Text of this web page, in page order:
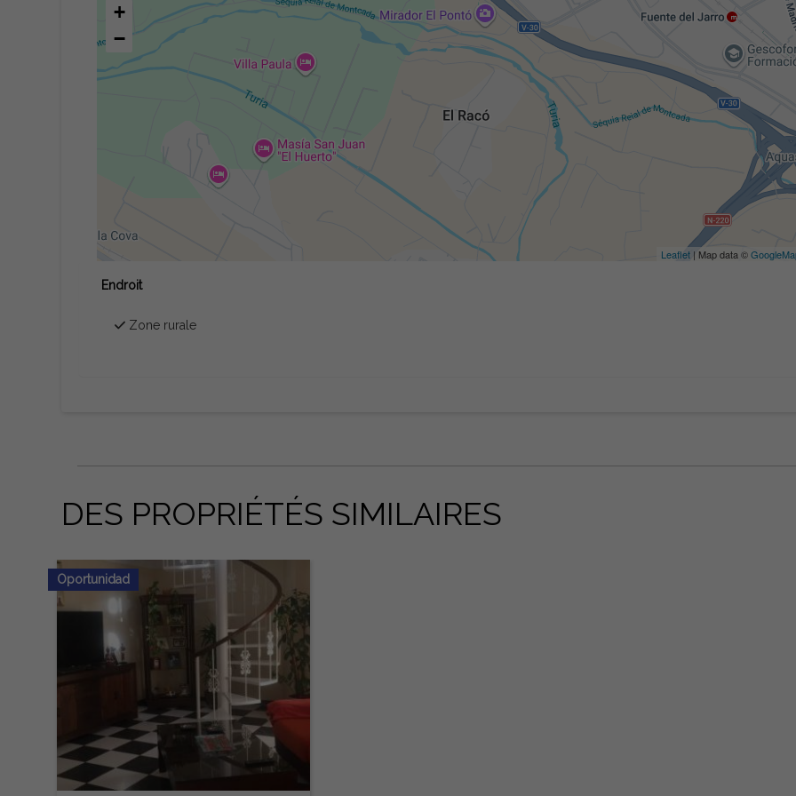
+
−
Leaflet | Map data ©
Endroit
Zone rurale
DES PROPRIÉTÉS SIMILAIRES
Oportunidad